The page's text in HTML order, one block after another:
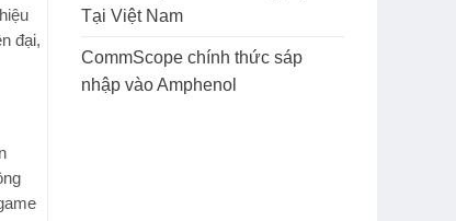
Tại Việt Nam
CommScope chính thức sáp
nhập vào Amphenol
đại,